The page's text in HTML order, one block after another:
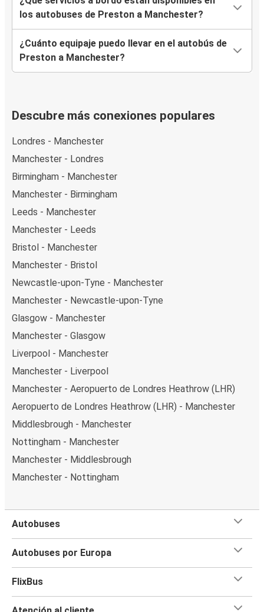
los autobuses de Preston a Manchester?
¿Cuánto equipaje puedo llevar en el autobús de
Preston a Manchester?
Descubre más conexiones populares
Londres - Manchester
Manchester - Londres
Birmingham - Manchester
Manchester - Birmingham
Leeds - Manchester
Manchester - Leeds
Bristol - Manchester
Manchester - Bristol
Newcastle-upon-Tyne - Manchester
Manchester - Newcastle-upon-Tyne
Glasgow - Manchester
Manchester - Glasgow
Liverpool - Manchester
Manchester - Liverpool
Manchester - Aeropuerto de Londres Heathrow (LHR)
Aeropuerto de Londres Heathrow (LHR) - Manchester
Middlesbrough - Manchester
Nottingham - Manchester
Manchester - Middlesbrough
Manchester - Nottingham
Autobuses
Autobuses por Europa
FlixBus